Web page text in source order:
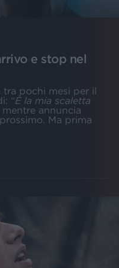
e stop nel
tra pochi mesi per il
“È la mia scaletta
mentre annuncia
Ma prima